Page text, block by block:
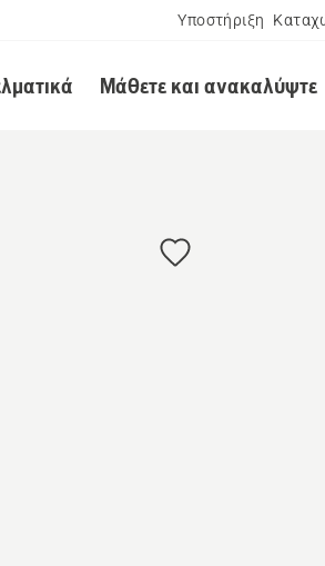
Υποστήριξη
Μάθετε και ανακαλύψτε